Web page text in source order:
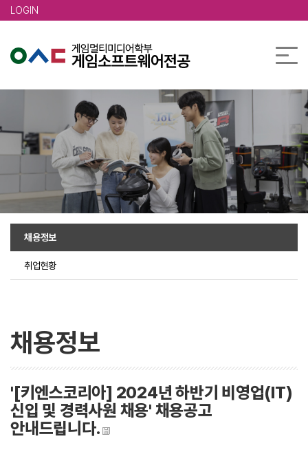
LOGIN
채용정보
취업현황
채용정보
'[키엔스코리아] 2024년 하반기 비영업(IT)
신입 및 경력사원 채용' 채용공고
안내드립니다.